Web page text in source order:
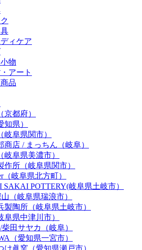
ィケア
物
アート
品
京都府）
知県）
岐阜県関市）
商店 / まっちん（岐阜）
岐阜県美濃市）
作所（岐阜県関市）
（岐阜県北方町）
POTTERY(岐阜県土岐市）
山（岐阜県瑞浪市）
製陶所（岐阜県土岐市）
阜県中津川市）
柴田サヤカ（岐阜）
（愛知県一宮市）